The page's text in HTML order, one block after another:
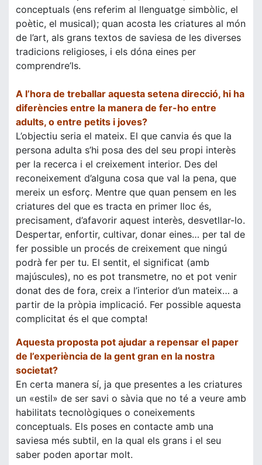
conceptuals (ens referim al llenguatge simbòlic, el
poètic, el musical); quan acosta les criatures al món
de l’art, als grans textos de saviesa de les diverses
tradicions religioses, i els dóna eines per
comprendre’ls.
A l’hora de treballar aquesta setena direcció, hi ha
diferències entre la manera de fer-ho entre
adults, o entre petits i joves?
L’objectiu seria el mateix. El que canvia és que la
persona adulta s’hi posa des del seu propi interès
per la recerca i el creixement interior. Des del
reconeixement d’alguna cosa que val la pena, que
mereix un esforç. Mentre que quan pensem en les
criatures del que es tracta en primer lloc és,
precisament, d’afavorir aquest interès, desvetllar-lo.
Despertar, enfortir, cultivar, donar eines… per tal de
fer possible un procés de creixement que ningú
podrà fer per tu. El sentit, el significat (amb
majúscules), no es pot transmetre, no et pot venir
donat des de fora, creix a l’interior d’un mateix… a
partir de la pròpia implicació. Fer possible aquesta
complicitat és el que compta!
Aquesta proposta pot ajudar a repensar el paper
de l’experiència de la gent gran en la nostra
societat?
En certa manera sí, ja que presentes a les criatures
un «estil» de ser savi o sàvia que no té a veure amb
habilitats tecnològiques o coneixements
conceptuals. Els poses en contacte amb una
saviesa més subtil, en la qual els grans i el seu
saber poden aportar molt.